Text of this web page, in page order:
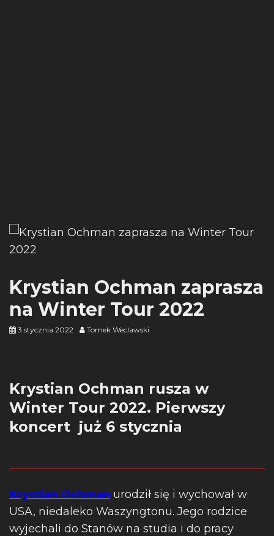
Krystian Ochman zaprasza
na Winter Tour 2022
3 stycznia 2022 Tomek Weclawski
Krystian Ochman rusza w
Winter Tour 2022. Pierwszy
koncert już 6 stycznia
Krystian Ochman urodził się i wychował w
USA, niedaleko Waszyngtonu. Jego rodzice
wyjechali do Stanów na studia i do pracy